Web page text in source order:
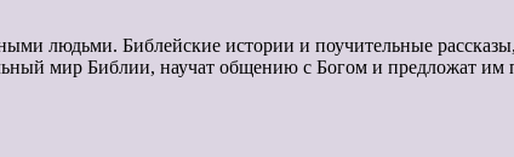
людьми. Библейские истории и поучительные
мир Библии, научат общению с Богом и предложат им